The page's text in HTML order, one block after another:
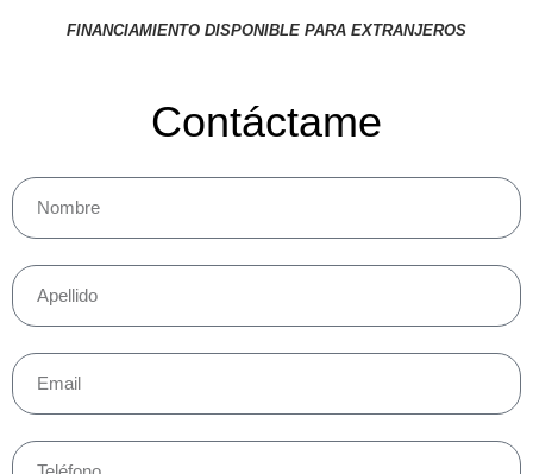
FINANCIAMIENTO DISPONIBLE PARA EXTRANJEROS
Contáctame